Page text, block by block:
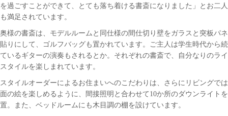
を過ごすことができて、とても落ち着ける書斎になりました」とお二
も満足されています。
奥様の書斎は、モデルルームと同仕様の間仕切り壁をガラスと突板パ
貼りにして、ゴルフバッグも置かれています。ご主人は学生時代から
ているギターの演奏もされるとか。それぞれの書斎で、自分なりのラ
スタイルを楽しまれています。
スタイルオーダーによるお住まいへのこだわりは、さらにリビングで
面の絵を楽しめるように、間接照明と合わせて10か所のダウンライト
置。また、ベッドルームにも木目調の棚を設けています。